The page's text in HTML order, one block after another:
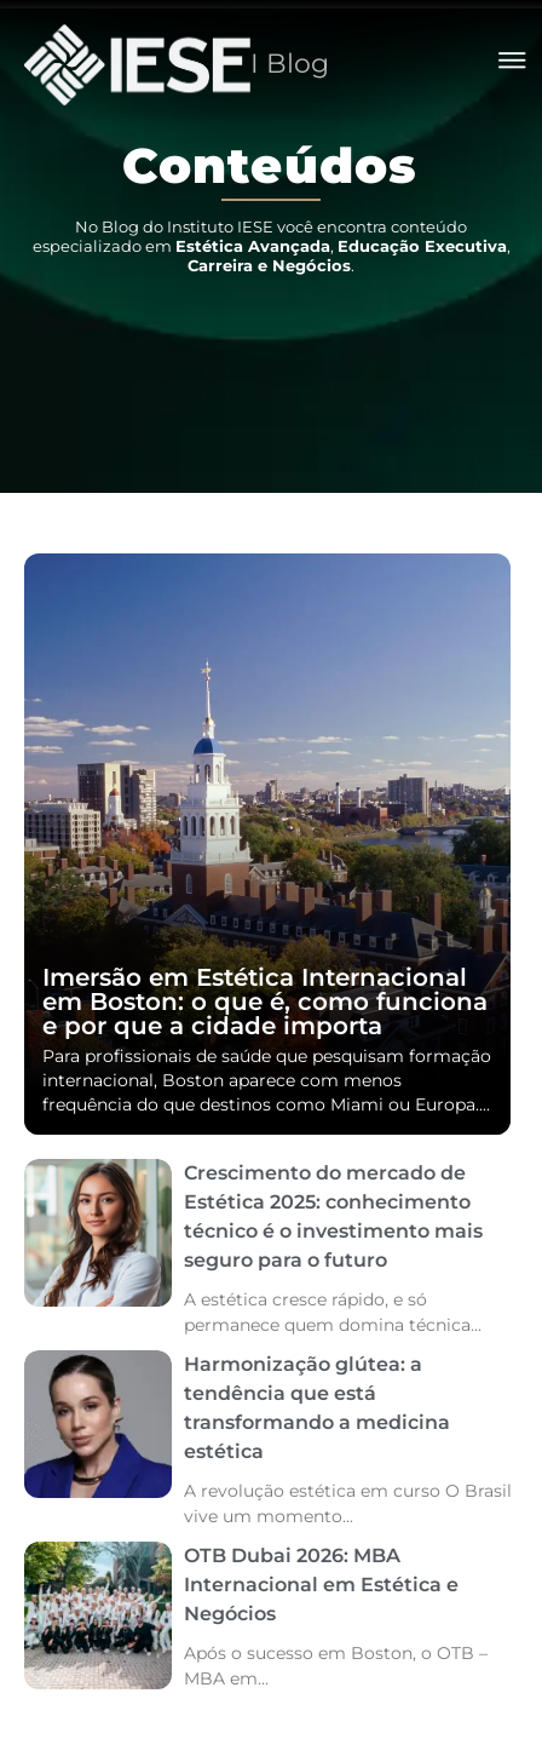
I Blog
Conteúdos
No Blog do Instituto IESE você encontra conteúdo
especializado em Estética Avançada, Educação Executiva,
Carreira e Negócios.
Imersão em Estética Internacional
em Boston: o que é, como funciona
e por que a cidade importa
Para profissionais de saúde que pesquisam formação
internacional, Boston aparece com menos
frequência do que destinos como Miami ou Europa....
Crescimento do mercado de
Estética 2025: conhecimento
técnico é o investimento mais
seguro para o futuro
A estética cresce rápido, e só
permanece quem domina técnica...
Harmonização glútea: a
tendência que está
transformando a medicina
estética
A revolução estética em curso O Brasil
vive um momento...
OTB Dubai 2026: MBA
Internacional em Estética e
Negócios
Após o sucesso em Boston, o OTB –
MBA em...